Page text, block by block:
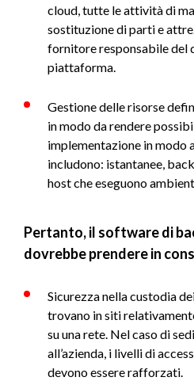
cloud, tutte le attività di
sostituzione di parti e
fornitore responsabile del
piattaforma.
Gestione delle risorse
in modo da rendere
implementazione in modo
includono: istantanee,
host che eseguono
Pertanto, il software di
dovrebbe prendere in
Sicurezza nella custodia
trovano in siti
su una rete. Nel caso di
all’azienda, i livelli di
devono essere rafforzati.